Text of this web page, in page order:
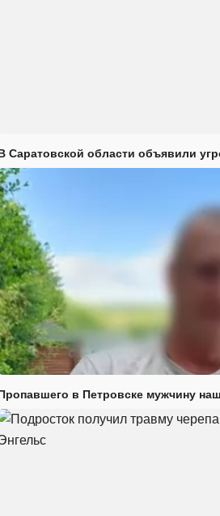
Саратовской области объявили
в Петровске мужчину